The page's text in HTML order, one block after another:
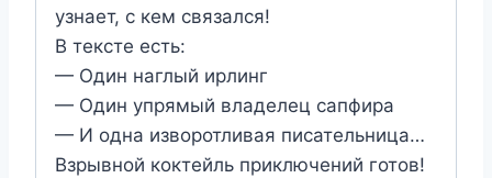
узнает, с кем связался!
В тексте есть:
— Один наглый ирлинг
— Один упрямый владелец сапфира
— И одна изворотливая писательница…
Взрывной коктейль приключений готов!